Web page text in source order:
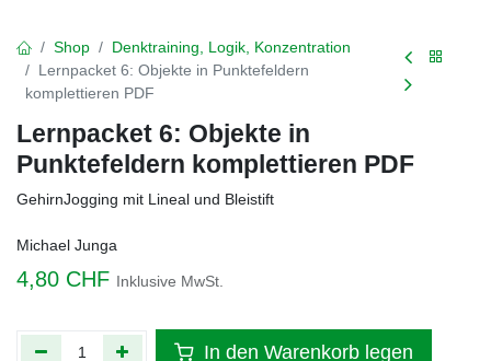
Shop
Denktraining, Logik, Konzentration
Lernpacket 6: Objekte in Punktefeldern
komplettieren PDF
Lernpacket 6: Objekte in
Punktefeldern komplettieren PDF
GehirnJogging mit Lineal und Bleistift
Michael Junga
4,80 CHF Inklusive MwSt.
In den Warenkorb legen